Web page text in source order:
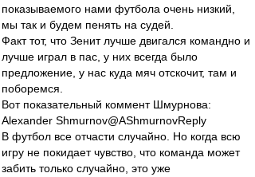
показываемого нами футбола очень низкий,
мы так и будем пенять на судей.
Факт тот, что Зенит лучше двигался командно и
лучше играл в пас, у них всегда было
предложение, у нас куда мяч отскочит, там и
поборемся.
Вот показательный коммент Шмурнова:
Alexander Shmurnov‏@AShmurnovReply
В футбол все отчасти случайно. Но когда всю
игру не покидает чувство, что команда может
забить только случайно, это уже